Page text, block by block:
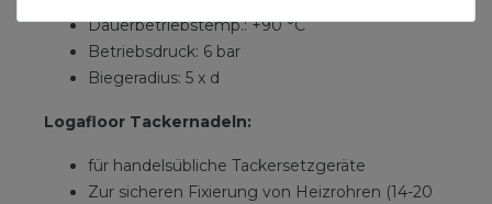
Dauerbetriebstemp.: +90 °C
Betriebsdruck: 6 bar
Biegeradius: 5 x d
Logafloor Tackernadeln:
für handelsübliche Tackersetzgeräte
Zur sicheren Fixierung von Heizrohren (14-20